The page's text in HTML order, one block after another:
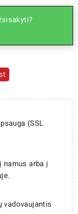
(SSL
arba į
vadovaujantis